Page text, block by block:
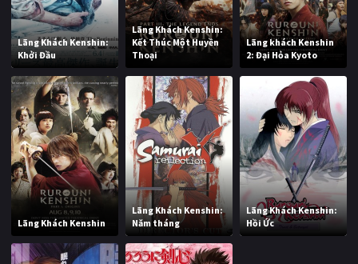
Lãng Khách Kenshin:
Khởi Đầu
Lãng Khách Kenshin:
Kết Thúc Một Huyền
Thoại
Lãng khách Kenshin
2: Đại Hỏa Kyoto
Lãng Khách Kenshin
Lãng Khách Kenshin:
Năm tháng
Lãng Khách Kenshin:
Hồi Ức